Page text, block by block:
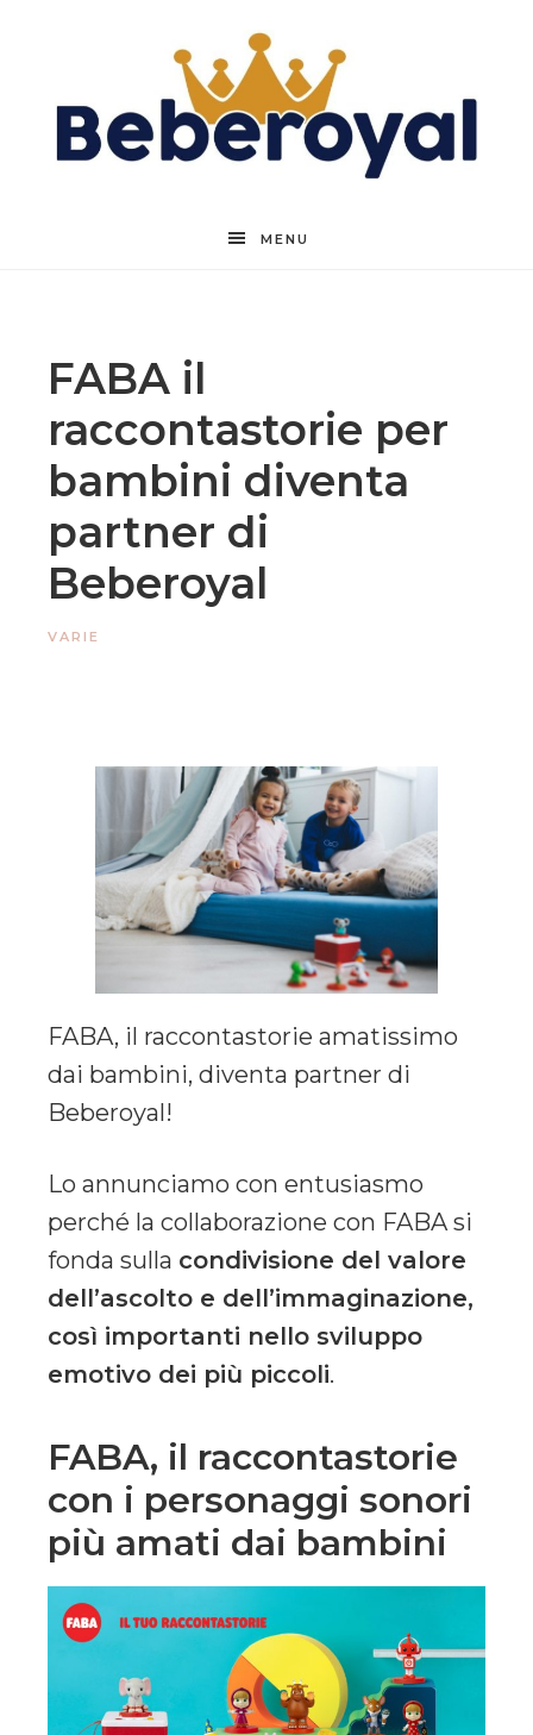
Beberoyal
MENU
FABA il
raccontastorie per
bambini diventa
partner di
Beberoyal
VARIE
FABA, il raccontastorie amatissimo
dai bambini, diventa partner di
Beberoyal!
Lo annunciamo con entusiasmo
perché la collaborazione con FABA si
fonda sulla condivisione del valore
dell’ascolto e dell’immaginazione,
così importanti nello sviluppo
emotivo dei più piccoli.
FABA, il raccontastorie
con i personaggi sonori
più amati dai bambini